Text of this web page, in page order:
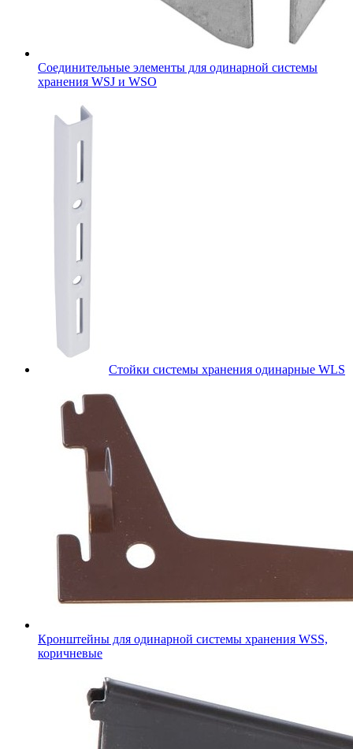
Соединительные элементы для одинарной системы
хранения WSJ и WSO
Стойки системы хранения одинарные WLS
Кронштейны для одинарной системы хранения WSS,
коричневые